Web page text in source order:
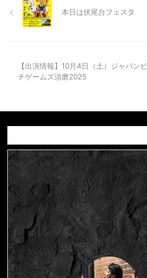
本日は伏尾台フェスタ
【出演情報】10月4日（土）ジャパン
チゲームズ須磨2025